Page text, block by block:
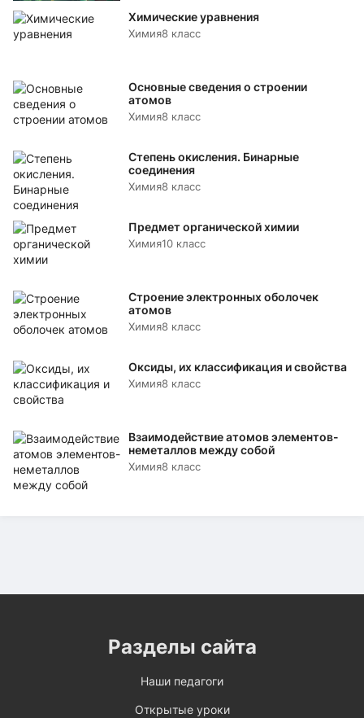
Химические уравнения
Химия8 класс
Основные сведения о строении
атомов
Химия8 класс
Степень окисления. Бинарные
соединения
Химия8 класс
Предмет органической химии
Химия10 класс
Строение электронных оболочек
атомов
Химия8 класс
Оксиды, их классификация и свойства
Химия8 класс
Взаимодействие атомов элементов-
неметаллов между собой
Химия8 класс
Разделы сайта
Наши педагоги
Открытые уроки